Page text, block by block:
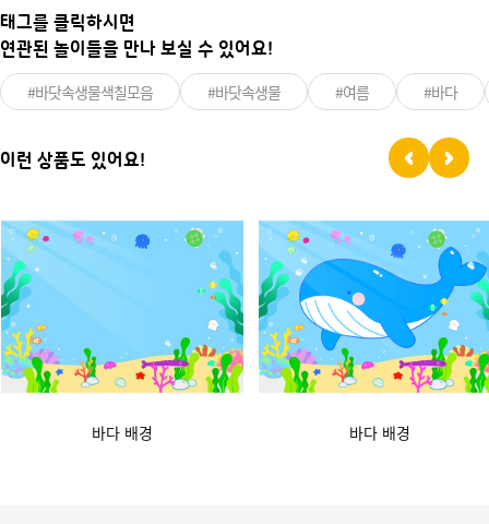
태그를 클릭하시면
연관된 놀이들을 만나 보실 수 있어요!
#바닷속생물색칠모음 #바닷속생물 #여름 #바다
이런 상품도 있어요!
바다 배경 바다 배경